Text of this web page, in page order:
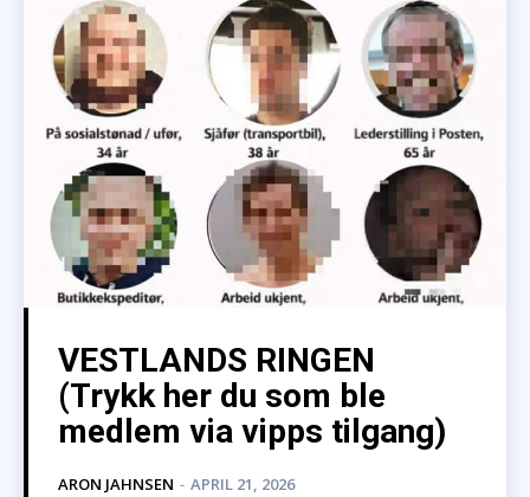
VESTLANDS RINGEN
(Trykk her du som ble
medlem via vipps tilgang)
ARON JAHNSEN - APRIL 21, 2026